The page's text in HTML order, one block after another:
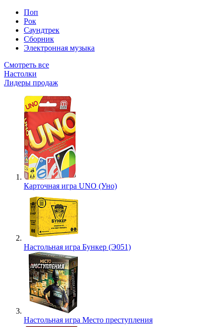
Поп
Рок
Саундтрек
Сборник
Электронная музыка
Смотреть все
Настолки
Лидеры продаж
Карточная игра UNO (Уно)
Настольная игра Бункер (Э051)
Настольная игра Место преступления